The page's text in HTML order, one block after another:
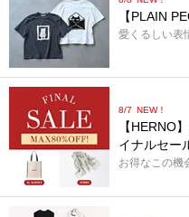
【PLAIN
愛くるしい表
8/7 NEW！
【HERNO
イナルセー
お得なこの機